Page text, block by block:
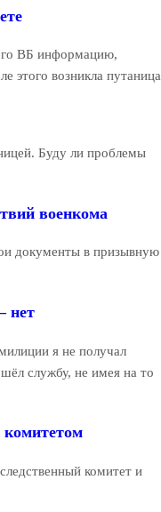
ВБ информацию,
этого возникла путаница
Буду ли проблемы
военкома
документы в призывную
нет
я не получал
службу, не имея на то
комитетом
комитет и